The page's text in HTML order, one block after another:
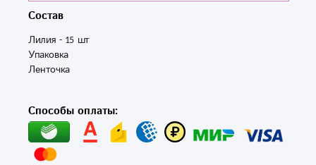
Состав
Лилия - 15 шт
Упаковка
Ленточка
Способы оплаты: